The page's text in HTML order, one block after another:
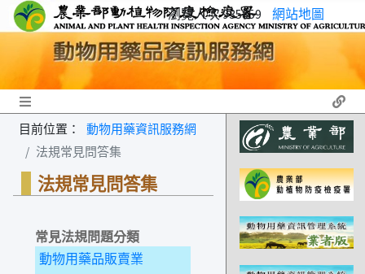
瀏覽人次 935859 網站地圖
Toggle navigation
目前位置：
動物用藥資訊服務網
法規常見問答集
法規常見問答集
常見法規問題分類
動物用藥品販賣業